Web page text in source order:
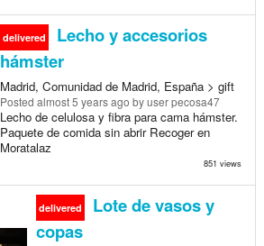
delivered
Lecho y accesorios
hámster
Madrid, Comunidad de Madrid, España > gift
Posted almost 5 years ago by user pecosa47
Lecho de celulosa y fibra para cama hámster.
Paquete de comida sin abrir Recoger en
Moratalaz
851 views
delivered
Lote de vasos y
copas